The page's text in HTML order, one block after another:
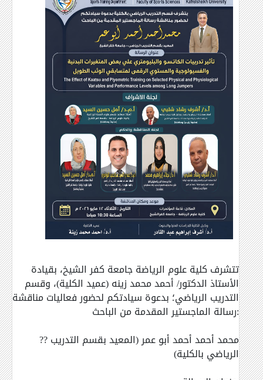
تتشرف كلية علوم الرياضة جامعة كفر الشيخ، بقيادة
الأستاذ الدكتور/ أحمد محمد زينه (عميد الكلية)، وقسم
التدريب الرياضي؛ بدعوة سيادتكم لحضور فعاليات مناقشة
رسالة الماجستير المقدمة من الباحث:
?? محمد أحمد أحمد أبو عمر (المعيد بقسم التدريب
الرياضي بالكلية)